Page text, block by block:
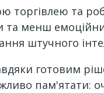
торгівлею та
та менш
штучного
готовим
пам'ятати: